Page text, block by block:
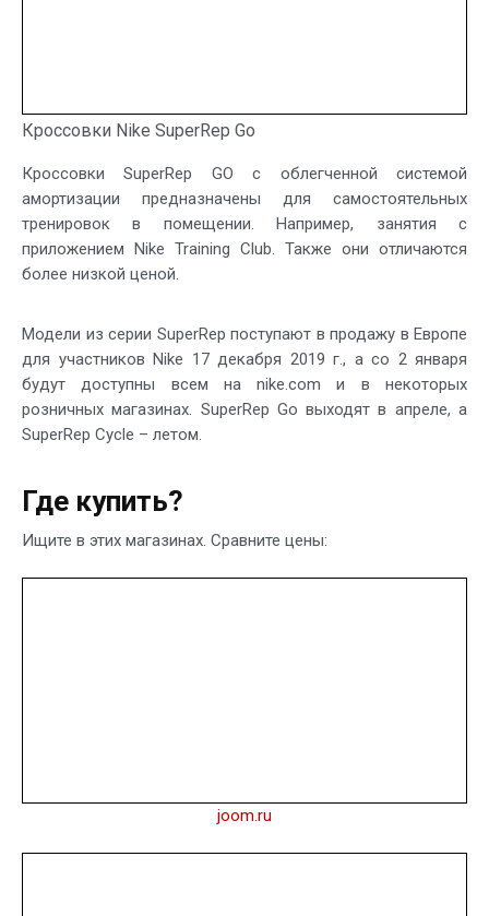
Кроссовки Nike SuperRep Go
Кроссовки SuperRep GO с облегченной системой
амортизации предназначены для самостоятельных
тренировок в помещении. Например, занятия с
приложением Nike Training Club. Также они отличаются
более низкой ценой.
Модели из серии SuperRep поступают в продажу в Европе
для участников Nike 17 декабря 2019 г., а со 2 января
будут доступны всем на nike.com и в некоторых
розничных магазинах. SuperRep Go выходят в апреле, а
SuperRep Cycle – летом.
Где купить?
Ищите в этих магазинах. Сравните цены:
joom.ru